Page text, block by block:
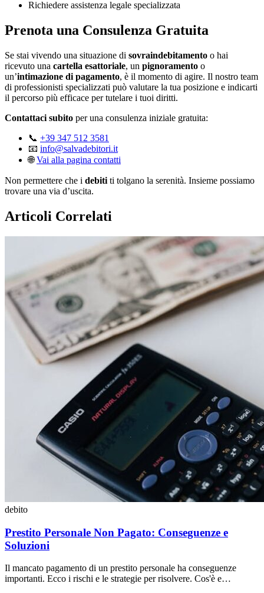
Richiedere assistenza legale specializzata
Prenota una Consulenza Gratuita
Se stai vivendo una situazione di sovraindebitamento o hai
ricevuto una cartella esattoriale, un pignoramento o
un’intimazione di pagamento, è il momento di agire. Il nostro team
di professionisti specializzati può valutare la tua posizione e indicarti
il percorso più efficace per tutelare i tuoi diritti.
Contattaci subito per una consulenza iniziale gratuita:
📞 +39 347 512 3581
📧 info@salvadebitori.it
🌐Vai alla pagina contatti
Non permettere che i debiti ti tolgano la serenità. Insieme possiamo
trovare una via d’uscita.
Articoli Correlati
debito
Prestito Personale Non Pagato: Conseguenze e
Soluzioni
Il mancato pagamento di un prestito personale ha conseguenze
importanti. Ecco i rischi e le strategie per risolvere. Cos'è e…